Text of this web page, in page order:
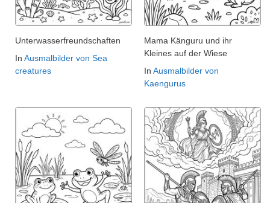
Unterwasserfreundschaften
In Ausmalbilder von Sea
creatures
Mama Känguru und ihr
Kleines auf der Wiese
In Ausmalbilder von
Kaengurus